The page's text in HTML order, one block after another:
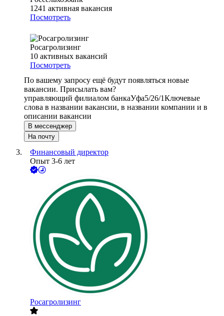
1241 активная вакансия
Посмотреть
Росагролизинг
10 активных вакансий
Посмотреть
По вашему запросу ещё будут появляться новые
вакансии. Присылать вам?
управляющий филиалом банкаУфа5/26/1Ключевые
слова в названии вакансии, в названии компании и в
описании вакансии
В мессенджер
На почту
Финансовый директор
Опыт 3-6 лет
Росагролизинг